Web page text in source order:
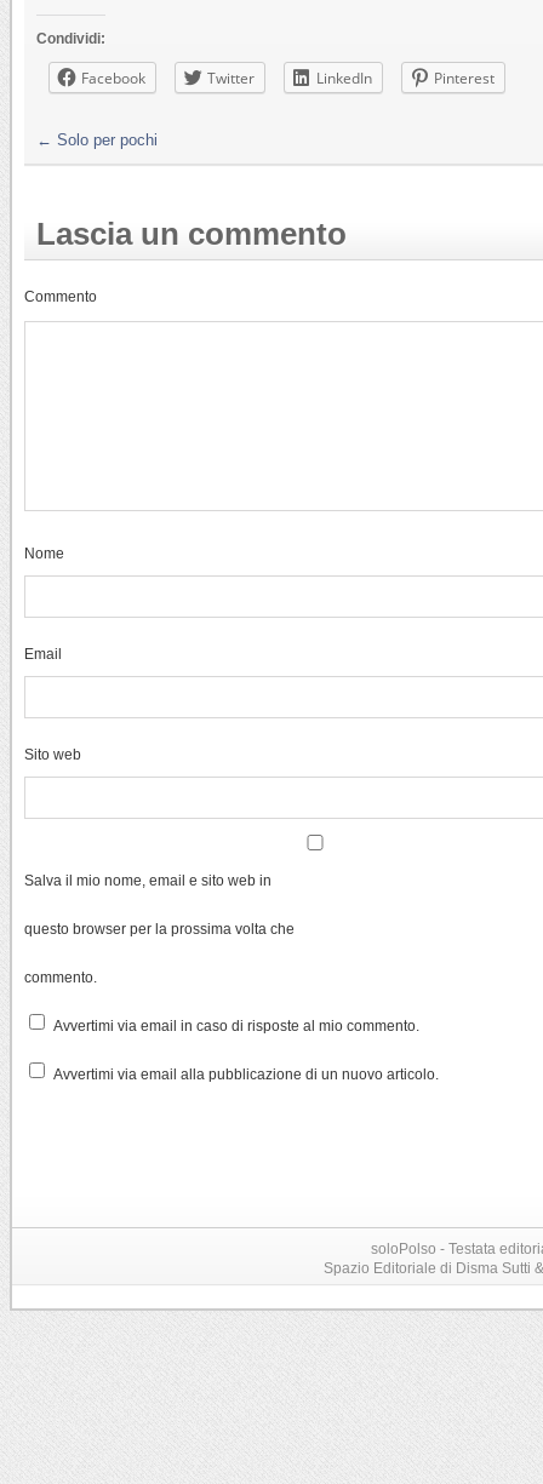
Condividi:
Facebook Twitter LinkedIn Pinterest
← Solo per pochi
Lascia un commento
Commento
Nome
Email
Sito web
Salva il mio nome, email e sito web in
questo browser per la prossima volta che
commento.
Avvertimi via email in caso di risposte al mio commento.
Avvertimi via email alla pubblicazione di un nuovo articolo.
soloPolso - Testata
Spazio Editoriale di Disma Sutti